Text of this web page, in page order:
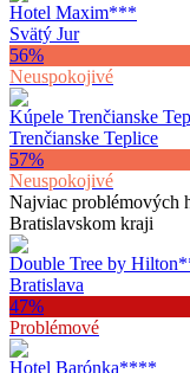
Hotel Maxim***
Svätý Jur
56%
Neuspokojivé
Kúpele Trenčianske
Trenčianske Teplice
57%
Neuspokojivé
Najviac problémových
Bratislavskom kraji
Double Tree by Hilton
Bratislava
47%
Problémové
Hotel Barónka****